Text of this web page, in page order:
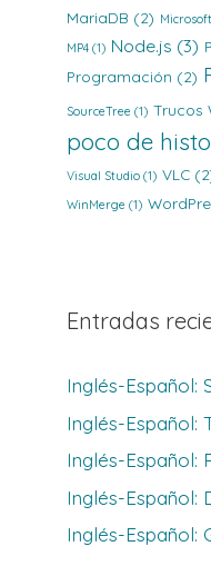
MariaDB (2)
MP4 (1) Node.js (3)
Programación (2)
SourceTree (1) Trucos
poco de
Visual Studio (1) VLC
WinMerge (1)
Entradas
Inglés-Español:
Inglés-Español:
Inglés-Español:
Inglés-Español:
Inglés-Español: